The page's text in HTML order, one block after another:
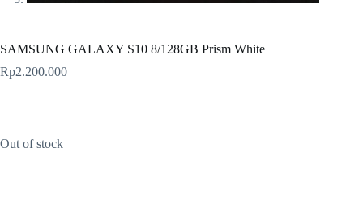
SAMSUNG GALAXY S10 8/128GB Prism White
Rp2.200.000
Out of stock